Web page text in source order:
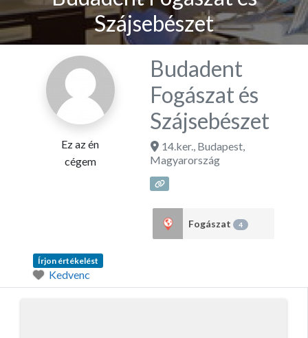
Szájsebészet
Ez az én
cégem
Budadent
Fogászat és
Szájsebészet
14.ker., Budapest,
Magyarország
Fogászat 4
Írjon értékelést
Kedvenc